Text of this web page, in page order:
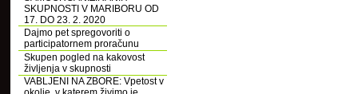
SKUPNOSTI V MARIBORU OD
17. DO 23. 2. 2020
Dajmo pet spregovoriti o
participatornem proračunu
Skupen pogled na kakovost
življenja v skupnosti
VABLJENI NA ZBORE: Vpetost v